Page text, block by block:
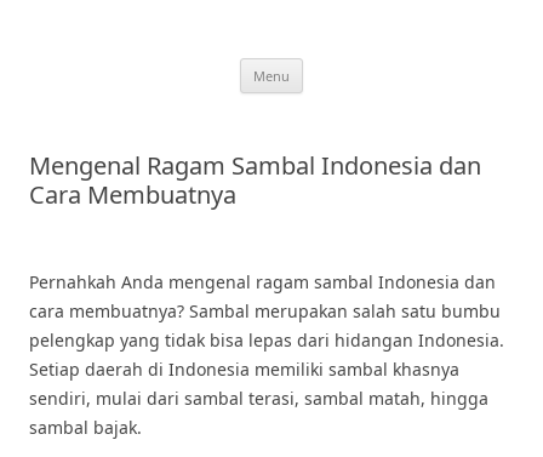
Menu
Mengenal Ragam Sambal Indonesia dan
Cara Membuatnya
Pernahkah Anda mengenal ragam sambal Indonesia dan
cara membuatnya? Sambal merupakan salah satu bumbu
pelengkap yang tidak bisa lepas dari hidangan Indonesia.
Setiap daerah di Indonesia memiliki sambal khasnya
sendiri, mulai dari sambal terasi, sambal matah, hingga
sambal bajak.